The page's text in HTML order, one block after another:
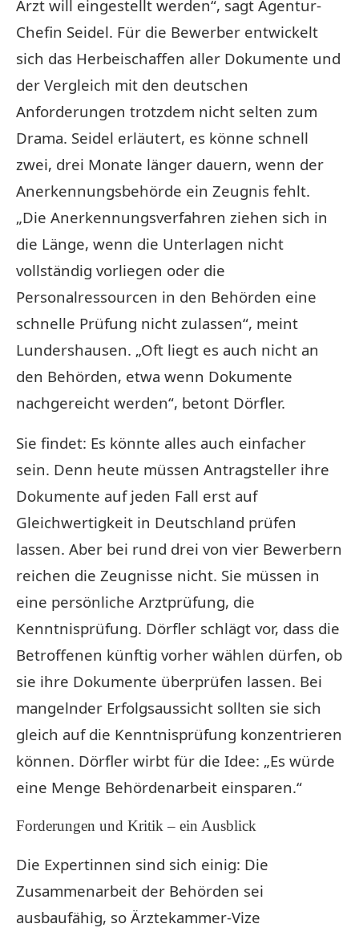
Arzt will eingestellt werden“, sagt Agentur-
Chefin Seidel. Für die Bewerber entwickelt
sich das Herbeischaffen aller Dokumente und
der Vergleich mit den deutschen
Anforderungen trotzdem nicht selten zum
Drama. Seidel erläutert, es könne schnell
zwei, drei Monate länger dauern, wenn der
Anerkennungsbehörde ein Zeugnis fehlt.
„Die Anerkennungsverfahren ziehen sich in
die Länge, wenn die Unterlagen nicht
vollständig vorliegen oder die
Personalressourcen in den Behörden eine
schnelle Prüfung nicht zulassen“, meint
Lundershausen. „Oft liegt es auch nicht an
den Behörden, etwa wenn Dokumente
nachgereicht werden“, betont Dörfler.
Sie findet: Es könnte alles auch einfacher
sein. Denn heute müssen Antragsteller ihre
Dokumente auf jeden Fall erst auf
Gleichwertigkeit in Deutschland prüfen
lassen. Aber bei rund drei von vier Bewerbern
reichen die Zeugnisse nicht. Sie müssen in
eine persönliche Arztprüfung, die
Kenntnisprüfung. Dörfler schlägt vor, dass die
Betroffenen künftig vorher wählen dürfen, ob
sie ihre Dokumente überprüfen lassen. Bei
mangelnder Erfolgsaussicht sollten sie sich
gleich auf die Kenntnisprüfung konzentrieren
können. Dörfler wirbt für die Idee: „Es würde
eine Menge Behördenarbeit einsparen.“
Forderungen und Kritik – ein Ausblick
Die Expertinnen sind sich einig: Die
Zusammenarbeit der Behörden sei
ausbaufähig, so Ärztekammer-Vize